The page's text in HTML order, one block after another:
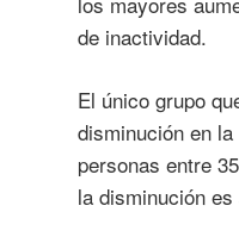
de inactividad.
El único grupo
disminución en
personas entre
la disminución